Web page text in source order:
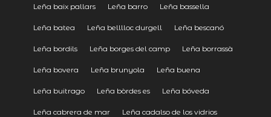
Leña baix pallars Leña barro Leña bassella
Leña batea Leña belllloc durgell Leña bescanó
Leña bordils Leña borges del camp Leña borrassà
Leña bovera Leña brunyola Leña buena
Leña buitrago Leña bòrdes es Leña bóveda
Leña cabrera de mar Leña cadalso de los vidrios